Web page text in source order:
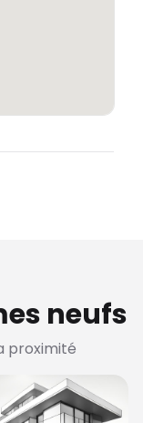
neufs
proximité